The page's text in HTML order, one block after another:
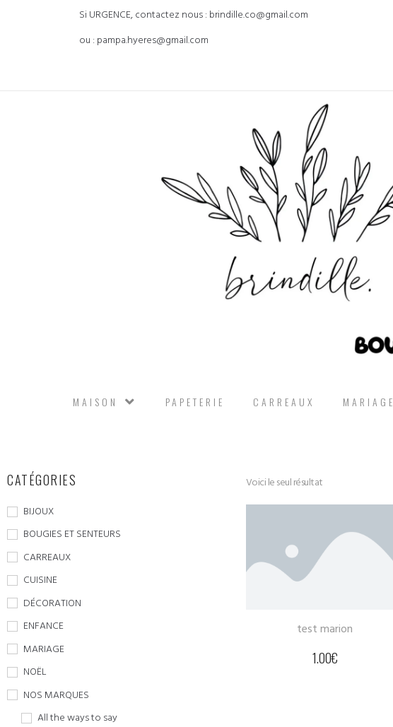
Si URGENCE, contactez nous : brindille.co@gmail.com
ou : pampa.hyeres@gmail.com
MAISON PAPETERIE CARREAUX MARIAGE
CATÉGORIES
BIJOUX
BOUGIES ET SENTEURS
CARREAUX
CUISINE
DÉCORATION
ENFANCE
MARIAGE
NOËL
NOS MARQUES
All the ways to say
Voici le seul résultat
test marion
1.00€